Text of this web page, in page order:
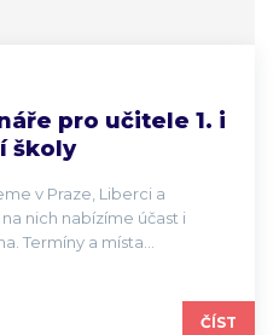
pro učitele 1. i
školy
v Praze, Liberci a
nich nabízíme účast i
metodické materiály zdarma. Termíny a místa...
ČÍST